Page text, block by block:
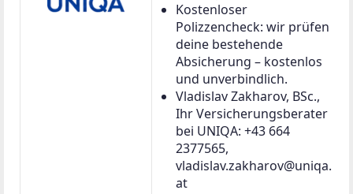
Kostenloser
Polizzencheck: wir prüfen
deine bestehende
Absicherung – kostenlos
und unverbindlich.
Vladislav Zakharov, BSc.,
Ihr Versicherungsberater
bei UNIQA: +43 664
2377565,
vladislav.zakharov@uniqa.
at